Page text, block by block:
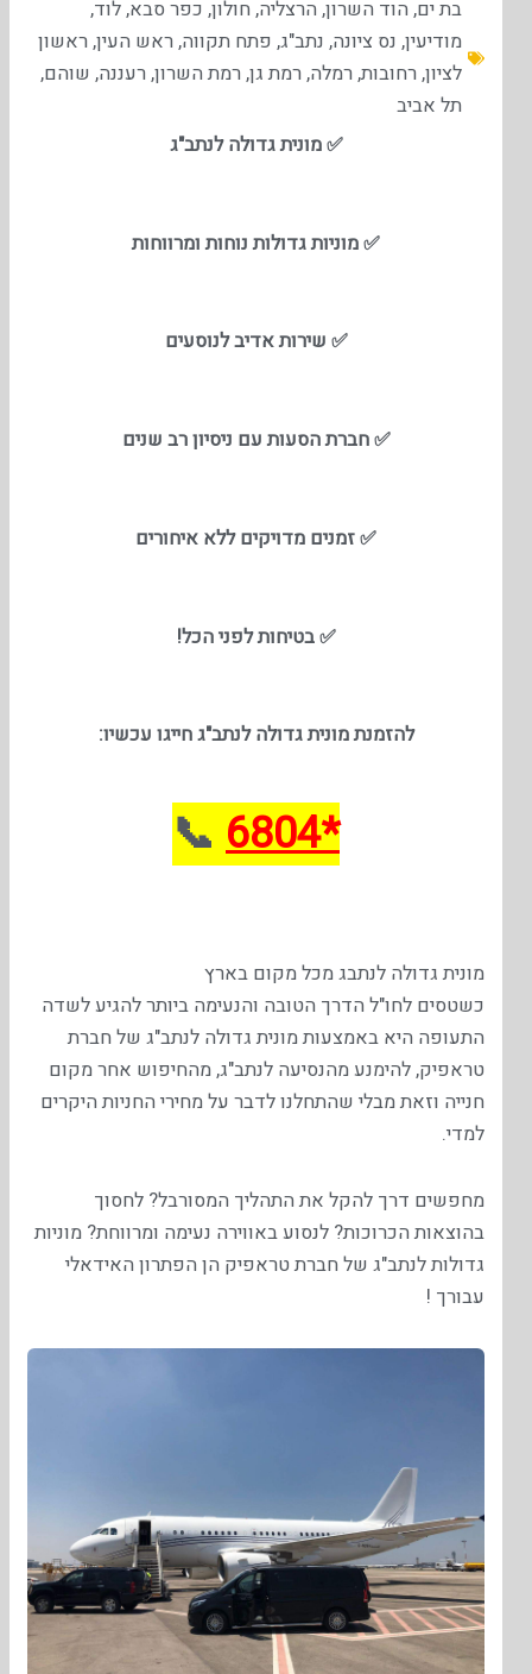
בת ים,הוד השרון,הרצליה,חולון, כפר סבא,לוד,
מודיעין, נס ציונה, נתב"ג, פתח תקווה,ראש העין,ראשון
לציון,רחובות,רמלה,רמת גן,רמת השרון,רעננה, שוהם,
תל אביב
✅ מונית גדולה לנתב"ג
✅ מוניות גדולות נוחות ומרווחות
✅ שירות אדיב לנוסעים
✅ חברת הסעות עם ניסיון רב שנים
✅ זמנים מדויקים ללא איחורים
✅ בטיחות לפני הכל!
להזמנת מונית גדולה לנתב"גחייגו עכשיו:
*6804
📞
מונית גדולה לנתבג מכל מקום בארץ
כשטסים לחו"ל הדרך הטובה והנעימה ביותר להגיע לשדה
התעופה היא באמצעות מונית גדולה לנתב"ג של חברת
טראפיק, להימנע מהנסיעה לנתב"ג, מהחיפוש אחר מקום
חנייה וזאת מבלי שהתחלנו לדבר על מחירי החניות היקרים
למדי.
מחפשים דרך להקל את התהליך המסורבל? לחסוך
בהוצאות הכרוכות? לנסוע באווירה נעימה ומרווחת? מוניות
גדולות לנתב"ג של חברת טראפיק הן הפתרון האידאלי
עבורך !